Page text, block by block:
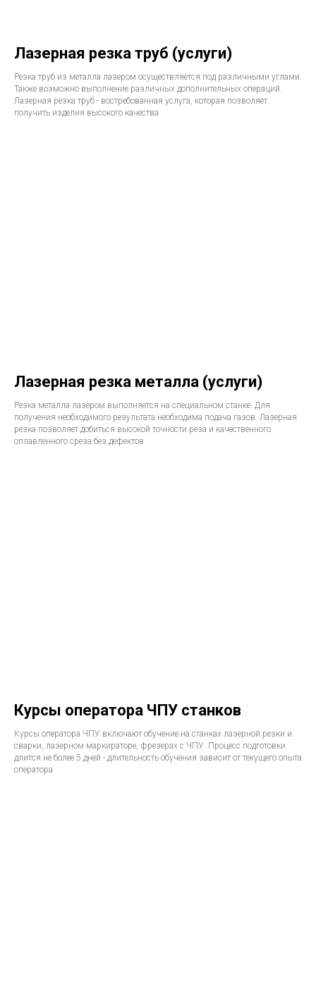
Лазерная резка труб (услуги)
Резка труб из металла лазером осуществляется под различными углами.
Также возможно выполнение различных дополнительных операций.
Лазерная резка труб - востребованная услуга, которая позволяет
получить изделия высокого качества
Лазерная резка металла (услуги)
Резка металла лазером выполняется на специальном станке. Для
получения необходимого результата необходима подача газов. Лазерная
резка позволяет добиться высокой точности реза и качественного
оплавленного среза без дефектов
Курсы оператора ЧПУ станков
Курсы оператора ЧПУ включают обучение на станках лазерной резки и
сварки, лазерном маркираторе, фрезерах с ЧПУ. Процесс подготовки
длится не более 5 дней - длительность обучения зависит от текущего опыта
оператора